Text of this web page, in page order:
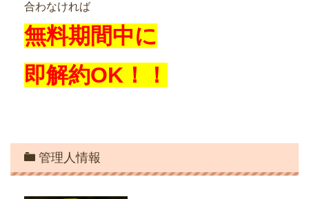
合わなければ
無料期間中に
即解約OK！！
管理人情報